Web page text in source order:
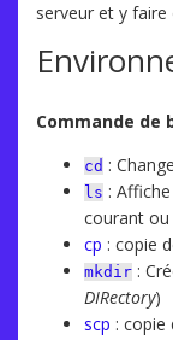
serveur et y faire
Commande de
cd :
ls :
courant ou
cp : copie
mkdir :
DIRectory)
scp : copie